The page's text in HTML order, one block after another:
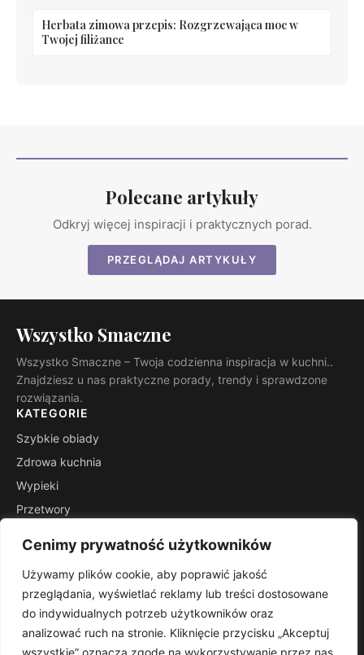
Cenimy prywatność użytkowników
Używamy plików cookie, aby poprawić jakość
przeglądania, wyświetlać reklamy lub treści dostosowane
do indywidualnych potrzeb użytkowników oraz
analizować ruch na stronie. Kliknięcie przycisku „Akceptuj
wszystkie” oznacza zgodę na wykorzystywanie przez nas
Herbata zimowa przepis: Rozgrzewająca moc w
Twojej filiżance
Polecane artykuły
Odkryj więcej inspiracji i praktycznych porad.
PRZEGLĄDAJ ARTYKUŁY
Wszystko Smaczne
Wszystko Smaczne – Twoja codzienna inspiracja w kuchni..
Znajdziesz u nas praktyczne porady, trendy i sprawdzone
rozwiązania.
KATEGORIE
Szybkie obiady
Zdrowa kuchnia
Wypieki
Przetwory
Porady mistrza
INFORMACJE
Kontakt
Mapa witryny
Polityka prywatności